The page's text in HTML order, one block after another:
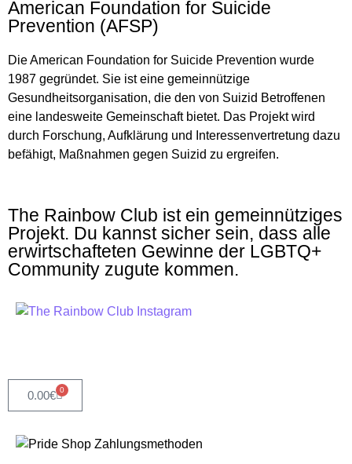
American Foundation for Suicide
Prevention (AFSP)
Die American Foundation for Suicide Prevention wurde
1987 gegründet. Sie ist eine gemeinnützige
Gesundheitsorganisation, die den von Suizid Betroffenen
eine landesweite Gemeinschaft bietet. Das Projekt wird
durch Forschung, Aufklärung und Interessenvertretung dazu
befähigt, Maßnahmen gegen Suizid zu ergreifen.
The Rainbow Club ist ein gemeinnütziges
Projekt. Du kannst sicher sein, dass alle
erwirtschafteten Gewinne der LGBTQ+
Community zugute kommen.
0.00€ 0